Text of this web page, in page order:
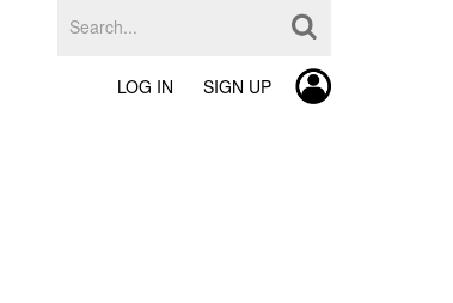
LOG IN SIGN UP